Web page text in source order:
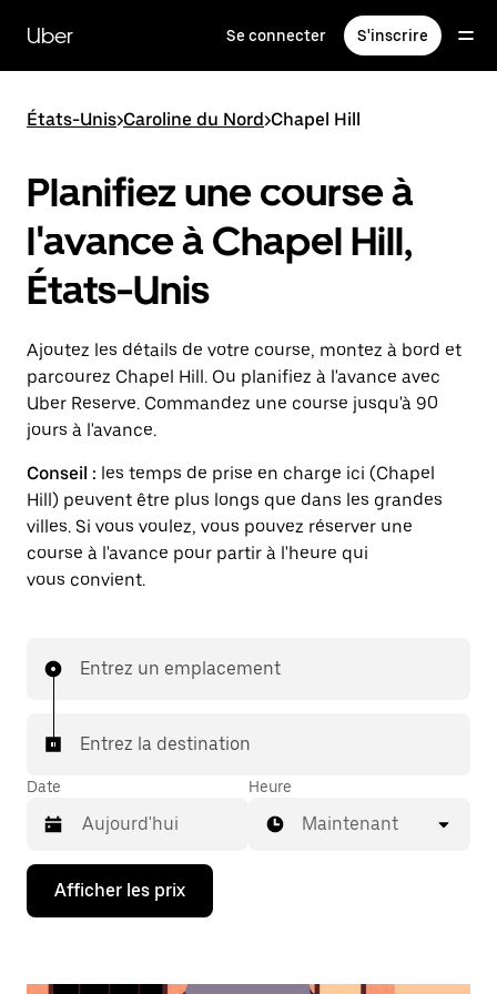
contenu
principal
Uber Se connecter S'inscrire
États-Unis>Caroline du Nord>Chapel Hill
Planifiez une course à
l'avance à Chapel Hill,
États-Unis
Ajoutez les détails de votre course, montez à bord et
parcourez Chapel Hill. Ou planifiez à l'avance avec
Uber Reserve. Commandez une course jusqu'à 90
jours à l'avance.
Conseil : les temps de prise en charge ici (Chapel
Hill) peuvent être plus longs que dans les grandes
villes. Si vous voulez, vous pouvez réserver une
course à l'avance pour partir à l'heure qui
vous convient.
Entrez un emplacement
Entrez la destination
Date
Appuyez
la
Heure
Maintenant
Afficher les prix